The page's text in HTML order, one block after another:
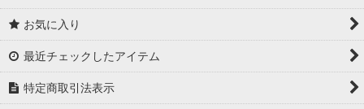
お気に入り
最近チェックしたアイテム
特定商取引法表示